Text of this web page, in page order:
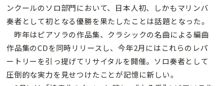
ンクールのソロ部門において、日本人初、しかもマリンバ
奏者として初となる優勝を果たしたことは話題となった。
昨年はピアソラの作品集、クラシックの名曲による編曲
作品集のCDを同時リリースし、今年2月にはこれらのレパ
ートリーを引っ提げてリサイタルを開催。ソロ奏者として
圧倒的な実力を見せつけたことが記憶に新しい。